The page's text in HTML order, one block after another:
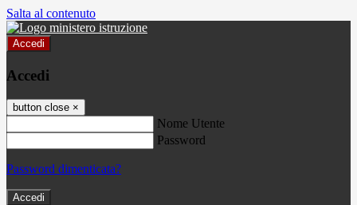
Salta al contenuto
Accedi
Accedi
button close ×
Nome Utente
Password
Password dimenticata?